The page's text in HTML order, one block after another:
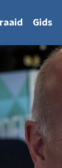
Gids